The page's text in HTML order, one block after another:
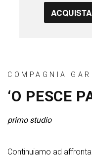
COMPAGNIA
‘O PESCE
primo studio
Continuiamo ad